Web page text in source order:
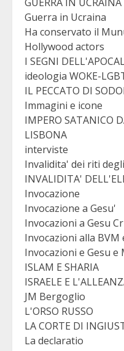
Guerra in Ucraina
Ha conservato il
Hollywood actors
I SEGNI
ideologia WOKE-
IL PECCATO DI
Immagini e icone
IMPERO SATANICO
LISBONA
interviste
Invalidita' dei riti
INVALIDITA'
Invocazione
Invocazione a Gesu'
Invocazioni a Gesu
Invocazioni alla BVM
Invocazioni e Gesu e
ISLAM E SHARIA
ISRAELE E
JM Bergoglio
L'ORSO RUSSO
LA CORTE DI
La declaratio